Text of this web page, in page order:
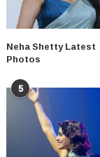
Neha Shetty Latest
Photos
5